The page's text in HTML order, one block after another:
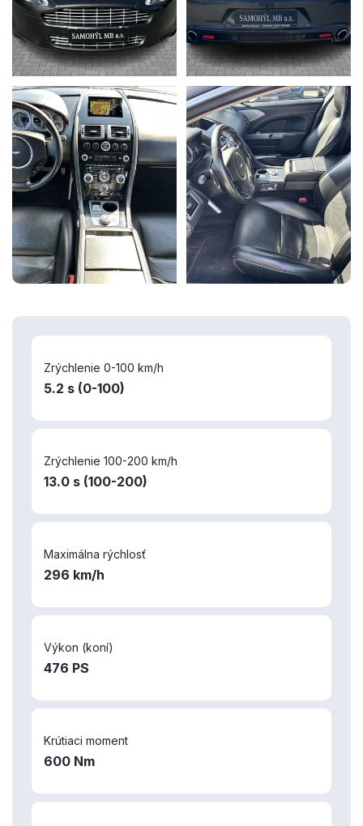
Zrýchlenie 0-100 km/h
5.2 s (0-100)
Zrýchlenie 100-200 km/h
13.0 s (100-200)
Maximálna rýchlosť
296 km/h
Výkon (koní)
476 PS
Krútiaci moment
600 Nm